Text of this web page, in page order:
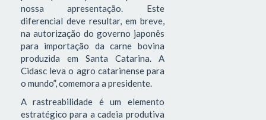
nossa apresentação. Este
diferencial deve resultar, em breve,
na autorização do governo japonês
para importação da carne bovina
produzida em Santa Catarina. A
Cidasc leva o agro catarinense para
o mundo”, comemora a presidente.
A rastreabilidade é um elemento
estratégico para a cadeia produtiva